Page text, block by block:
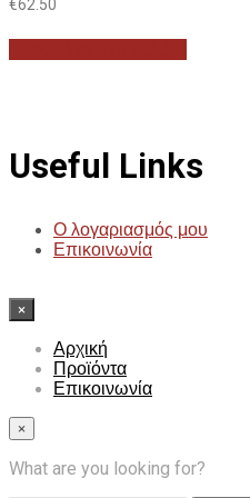
€62.50
Useful Links
Ο λογαριασμός μου
Επικοινωνία
×
Αρχική
Προϊόντα
Επικοινωνία
×
What are you looking for?